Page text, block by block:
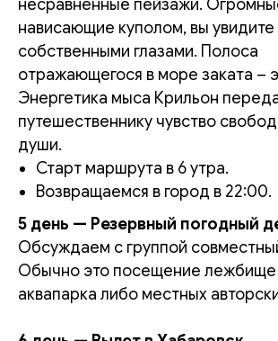
несравненные пейзажи.
нависающие куполом, вы увидите
собственными глазами. Полоса
отражающегося в море заката –
Энергетика мыса Крильон
путешественнику чувство
души.
Старт маршрута в 6 утра.
Возвращаемся в город в 22:00.
5 день — Резервный погодный
Обсуждаем с группой
Обычно это посещение лежбище
аквапарка либо местных